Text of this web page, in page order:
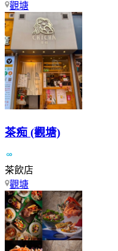
觀塘
茶痴 (觀塘)
茶飲店
觀塘